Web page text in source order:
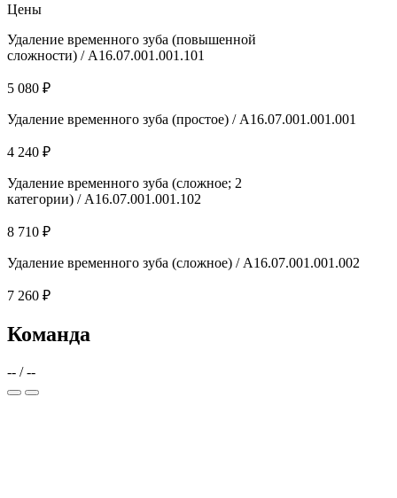
Цены
Удаление временного зуба (повышенной
сложности) / А16.07.001.001.101
5 080 ₽
Удаление временного зуба (простое) / А16.07.001.001.001
4 240 ₽
Удаление временного зуба (сложное; 2
категории) / А16.07.001.001.102
8 710 ₽
Удаление временного зуба (сложное) / А16.07.001.001.002
7 260 ₽
Команда
-- / --